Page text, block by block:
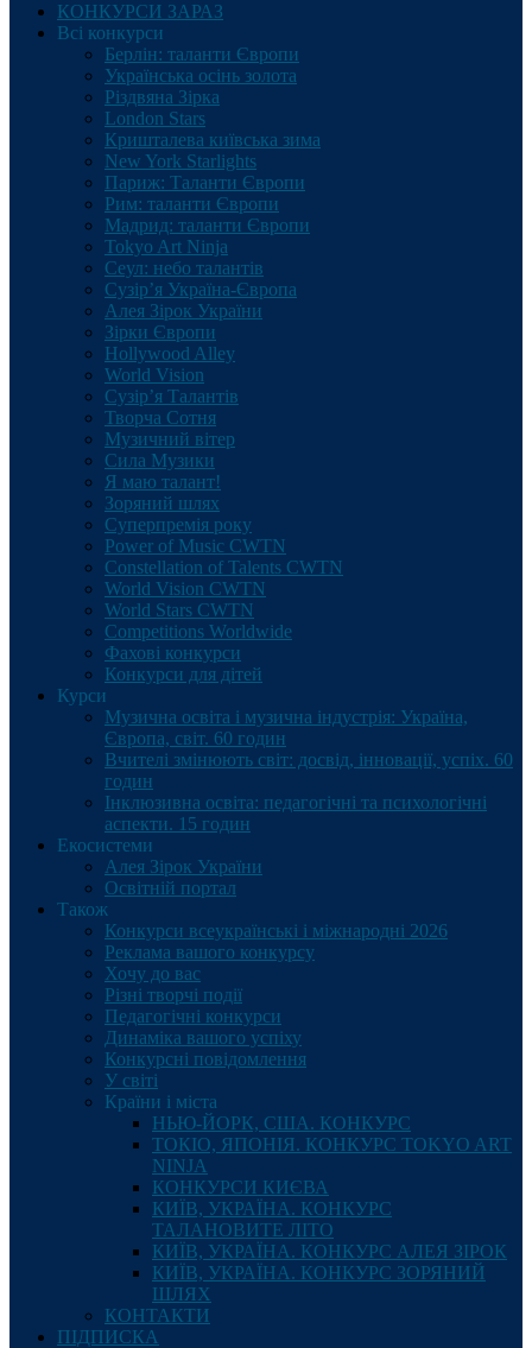
КОНКУРСИ ЗАРАЗ
Всі конкурси
Берлін: таланти Європи
Українська осінь золота
Різдвяна Зірка
London Stars
Кришталева київська зима
New York Starlights
Париж: Таланти Європи
Рим: таланти Європи
Мадрид: таланти Європи
Tokyo Art Ninja
Сеул: небо талантів
Сузір’я Україна-Європа
Алея Зірок України
Зірки Європи
Hollywood Alley
World Vision
Сузір’я Талантів
Творча Сотня
Музичний вітер
Сила Музики
Я маю талант!
Зоряний шлях
Суперпремія року
Power of Music CWTN
Constellation of Talents CWTN
World Vision CWTN
World Stars CWTN
Competitions Worldwide
Фахові конкурси
Конкурси для дітей
Курси
Музична освіта і музична індустрія: Україна,
Європа, світ. 60 годин
Вчителі змінюють світ: досвід, інновації, успіх. 60
годин
Інклюзивна освіта: педагогічні та психологічні
аспекти. 15 годин
Екосистеми
Алея Зірок України
Освітній портал
Також
Конкурси всеукраїнські і міжнародні 2026
Реклама вашого конкурсу
Хочу до вас
Різні творчі події
Педагогічні конкурси
Динаміка вашого успіху
Конкурсні повідомлення
У світі
Країни і міста
НЬЮ-ЙОРК, США. КОНКУРС
ТОКІО, ЯПОНІЯ. КОНКУРС TOKYO ART
NINJA
КОНКУРСИ КИЄВА
КИЇВ, УКРАЇНА. КОНКУРС
ТАЛАНОВИТЕ ЛІТО
КИЇВ, УКРАЇНА. КОНКУРС АЛЕЯ ЗІРОК
КИЇВ, УКРАЇНА. КОНКУРС ЗОРЯНИЙ
ШЛЯХ
КОНТАКТИ
ПІДПИСКА